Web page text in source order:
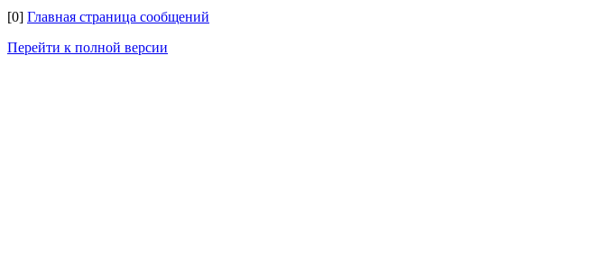
[0] Главная страница сообщений
Перейти к полной версии